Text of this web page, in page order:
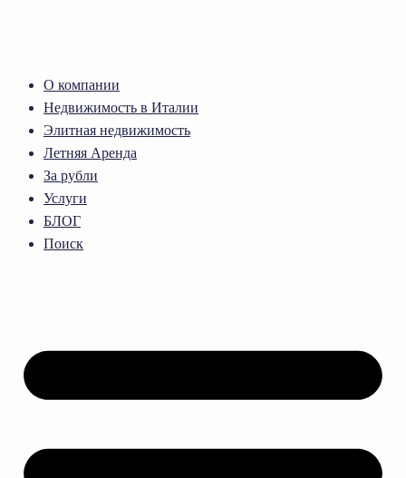
О компании
Недвижимость в Италии
Элитная недвижимость
Летняя Аренда
За рубли
Услуги
БЛОГ
Поиск